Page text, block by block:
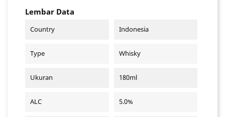
Lembar Data
Country Indonesia
Type Whisky
Ukuran 180ml
ALC 5.0%